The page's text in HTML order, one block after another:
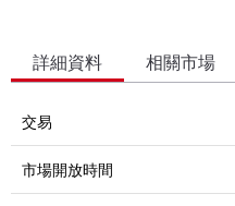
詳細資料 相關市場